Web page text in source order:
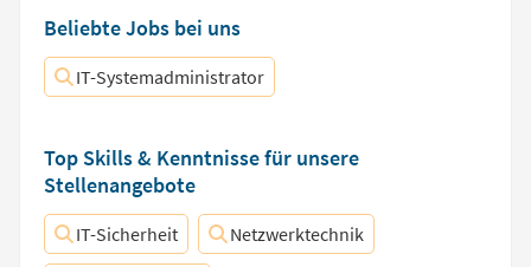
Beliebte Jobs bei uns
IT-Systemadministrator
Top Skills & Kenntnisse für unsere
Stellenangebote
IT-Sicherheit Netzwerktechnik